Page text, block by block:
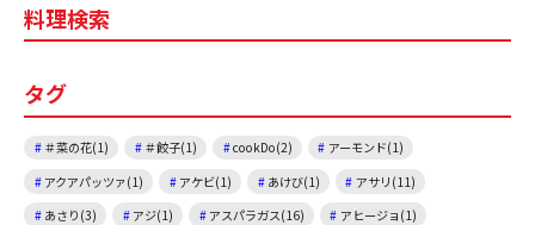
b
o
k
料理検索
タグ
＃菜の花(1) ＃餃子(1) cookDo(2)
アーモンド(1)
アクアパッツァ(1)
アケビ(1) あけび(1)
アサリ(11)
あさり(3)
アジ(1) アスパラガス(16)
アヒージョ(1)